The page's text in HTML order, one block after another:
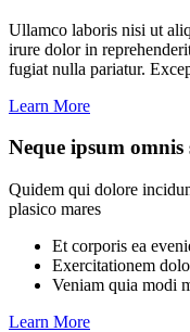
Ullamco laboris nisi ut
irure dolor in
fugiat nulla pariatur.
Learn More
Neque ipsum
Quidem qui dolore
plasico mares
Et corporis ea
Exercitationem
Veniam quia modi
Learn More